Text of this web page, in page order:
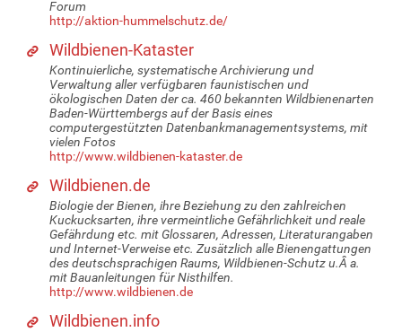
Forum
http://aktion-hummelschutz.de/
Wildbienen-Kataster
Kontinuierliche, systematische Archivierung und
Verwaltung aller verfügbaren faunistischen und
ökologischen Daten der ca. 460 bekannten Wildbienenarten
Baden-Württembergs auf der Basis eines
computergestützten Datenbankmanagementsystems, mit
vielen Fotos
http://www.wildbienen-kataster.de
Wildbienen.de
Biologie der Bienen, ihre Beziehung zu den zahlreichen
Kuckucksarten, ihre vermeintliche Gefährlichkeit und reale
Gefährdung etc. mit Glossaren, Adressen, Literaturangaben
und Internet-Verweise etc. Zusätzlich alle Bienengattungen
des deutschsprachigen Raums, Wildbienen-Schutz u.Â a.
mit Bauanleitungen für Nisthilfen.
http://www.wildbienen.de
Wildbienen.info